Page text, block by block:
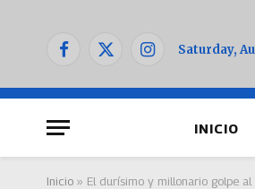
Facebook
X
Instagram
Saturday,
INICIO
Inicio » El durísimo y millonario golpe